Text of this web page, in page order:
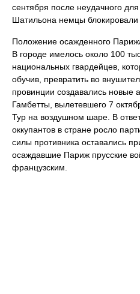
сентября после неудачного
Шатильона немцы блокировали
Положение осажденного
В городе имелось около 100
национальных гвардейцев,
обучив, превратить во
провинции создавались новые
Гамбетты, вылетевшего 7
Тур на воздушном шаре. В
оккупантов в стране росло
силы противника оставались
осаждавшие Париж прусские
французским.